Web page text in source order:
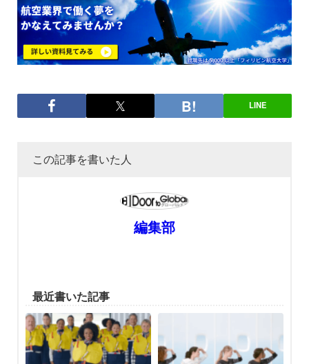
LINE
この記事を書いた人
編集部
最近書いた記事